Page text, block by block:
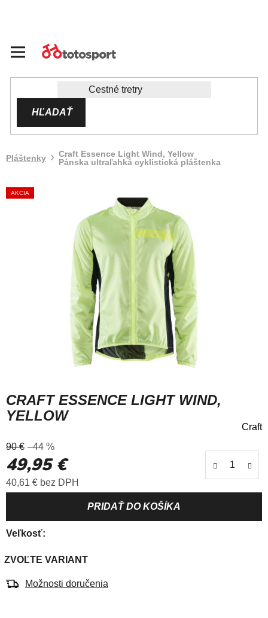
HĽADAŤ
Pláštenky
Craft Essence Light Wind, Yellow
Pánska ultraľahká cyklistická pláštenka
CRAFT ESSENCE LIGHT WIND,
YELLOW
hodnotenie
produktu
0,0
hviezdičiek.
Craft
Veľkosť
ZVOĽTE VARIANT
Možnosti doručenia
90 € –44 %
49,95 €
40,61 € bez DPH
AKCIA